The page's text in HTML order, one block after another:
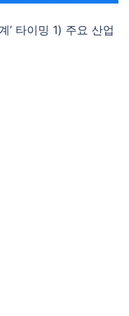
’ 타이밍 1) 주요 산업